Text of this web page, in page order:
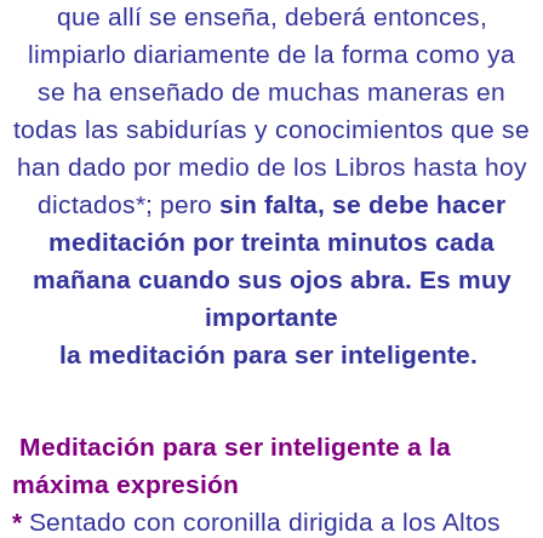
que allí se enseña, deberá entonces,
limpiarlo diariamente de la forma como ya
se ha enseñado de muchas maneras en
todas las sabidurías y conocimientos que se
han dado por medio de los Libros hasta hoy
dictados*; pero sin falta, se debe hacer
meditación por treinta minutos cada
mañana cuando sus ojos abra. Es muy
importante
la meditación para ser inteligente.
Meditación para ser inteligente a la
máxima expresión
* Sentado con coronilla dirigida a los Altos